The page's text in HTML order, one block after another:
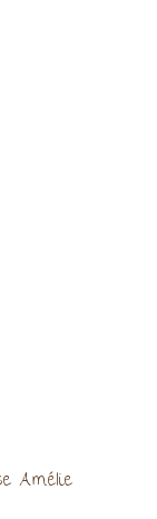
Amélie